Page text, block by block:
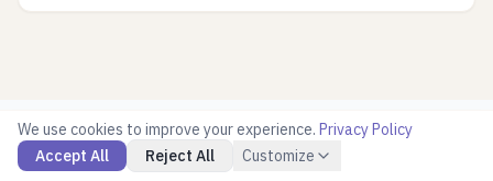
We use cookies to improve your experience. Privacy Policy
Accept All
Reject All Customize